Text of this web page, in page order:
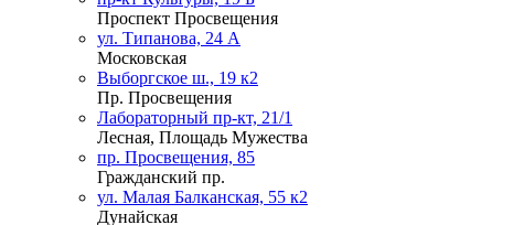
Проспект Просвещения
ул. Типанова, 24 А
Московская
Выборгское ш., 19 к2
Пр. Просвещения
Лабораторный пр-кт, 21/1
Лесная, Площадь Мужества
пр. Просвещения, 85
Гражданский пр.
ул. Малая Балканская, 55 к2
Дунайская